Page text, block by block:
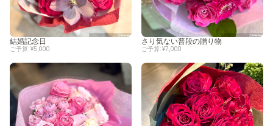
結婚記念日
ご予算: ¥5,000
さり気ない普段の贈り物
ご予算: ¥7,000